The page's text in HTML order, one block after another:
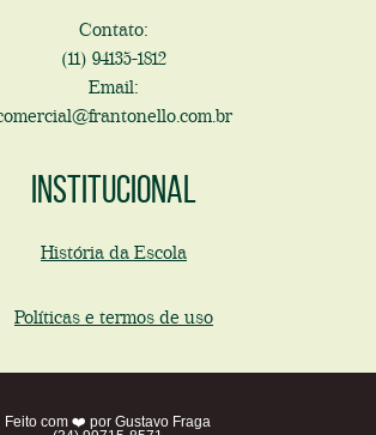
Contato:
(11) 94135-1812
Email:
Institucional
História da Escola
Políticas e termos de uso
Feito com ❤️ por Gustavo Fraga